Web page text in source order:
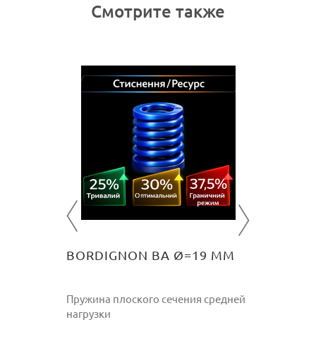
Смотрите также
BORDIGNON BA Ø=19 ММ
Пружина плоского сечения средней
нагрузки